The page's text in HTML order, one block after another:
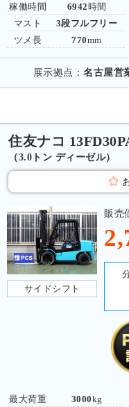
稼働時間
マスト
ツメ長
6942 時間
3段フルフリー
770mm
展示拠点：名古屋営
住友ナコ
（3.0トン ディーゼル）
サイドシフト
販売
最大荷重 3000kg